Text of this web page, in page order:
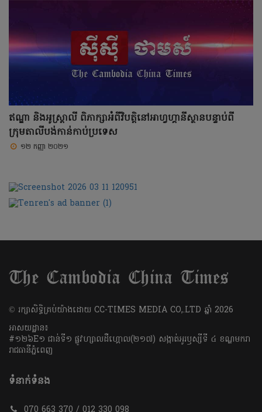
ឥណ្ឌា និងអូស្ត្រាលី ពិភាក្សាអំពីវិបត្តិនៅអាហ្វហ្គានីស្ថានបន្ទាប់ពី
ក្រុមតាលីបង់កាន់កាប់ប្រទេស
១២ កញ្ញា ២០២១
​© រក្សា​សិទ្ធិ​គ្រប់​យ៉ាង​ដោយ​ CC-TIMES MEDIA CO,.LTD ឆ្នាំ​ 2026
អាសយដ្ឋាន៖
#១២៦E១ ជាន់ទី១ ផ្លូវហ្សាលដឺហ្គោល(២១៧) សង្កាត់អូរឫស្សីទី ៤ ខណ្ឌមករា
រាជធានីភ្នំពេញ
ទំនាក់ទំនង